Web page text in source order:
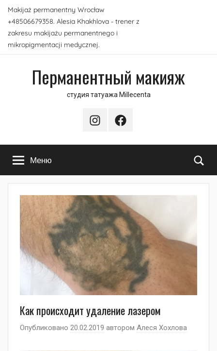
Перейти
содержимому
Makijaż permanentny Wrocław
+48506679358. Alesia Khakhlova - trener z
zakresu makijażu permanentnego i
mikropigmentacji medycznej.
Перманентный макияж
студия татуажа Millecenta
InstagramFacebook
Меню
Как происходит удаление лазером
Опубликовано 20.02.2019 автором Алеся Хохлова